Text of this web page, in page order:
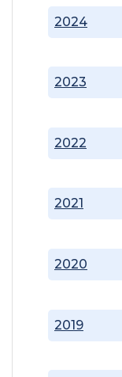
2019
2020
2021
2022
2023
2024